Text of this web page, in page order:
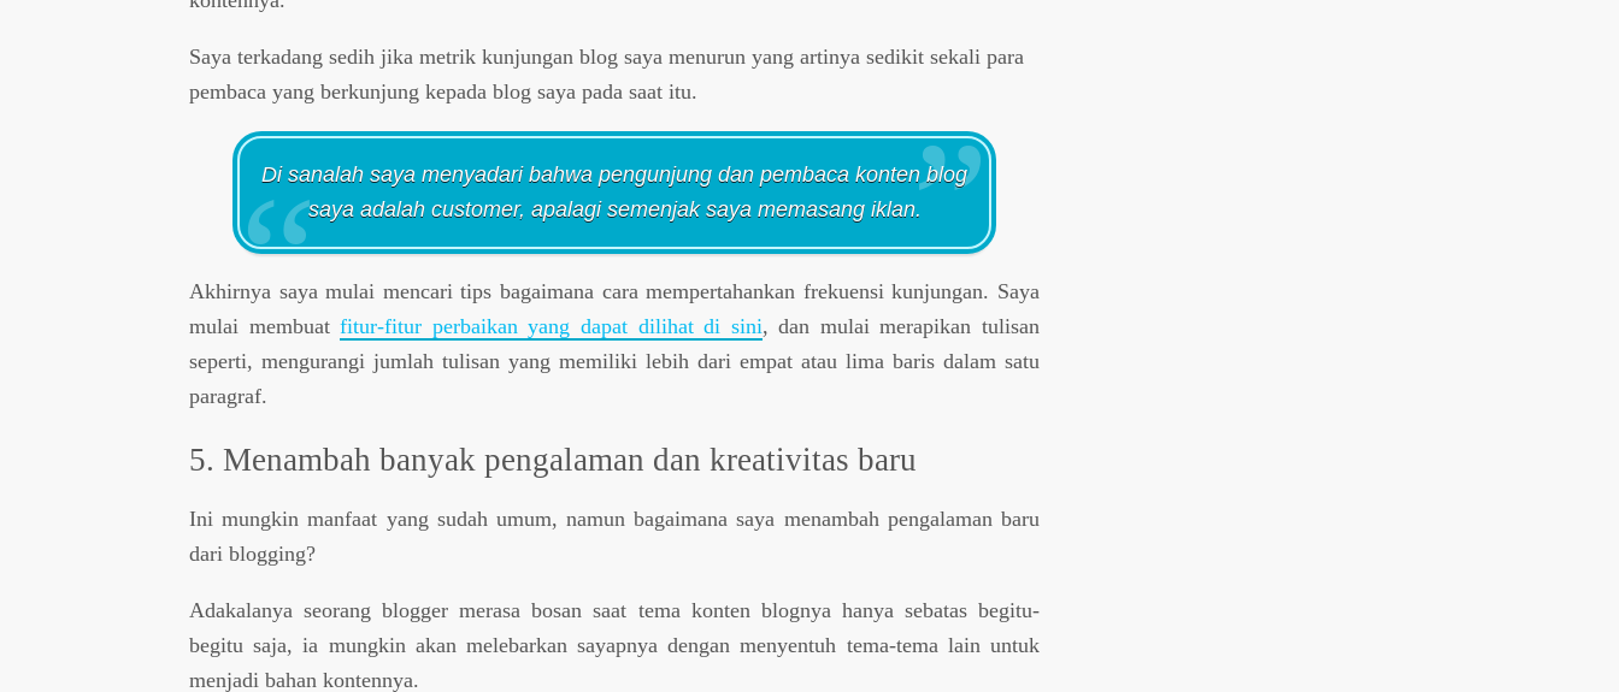
Saya terkadang sedih jika metrik kunjungan blog saya menurun yang artinya sedikit sekali para
pembaca yang berkunjung kepada blog saya pada saat itu.
Di sanalah saya menyadari bahwa pengunjung dan pembaca konten blog
saya adalah customer, apalagi semenjak saya memasang iklan.
Akhirnya saya mulai mencari tips bagaimana cara mempertahankan frekuensi kunjungan. Saya
mulai membuatfitur-fitur perbaikan yang dapat dilihat di sini, dan mulai merapikan tulisan
seperti, mengurangi jumlah tulisan yang memiliki lebih dari empat atau lima baris dalam satu
paragraf.
5. Menambah banyak pengalaman dan kreativitas baru
Ini mungkin manfaat yang sudah umum, namun bagaimana saya menambah pengalaman baru
dari blogging?
Adakalanya seorang blogger merasa bosan saat tema konten blognya hanya sebatas begitu-
begitu saja, ia mungkin akan melebarkan sayapnya dengan menyentuh tema-tema lain untuk
menjadi bahan kontennya.